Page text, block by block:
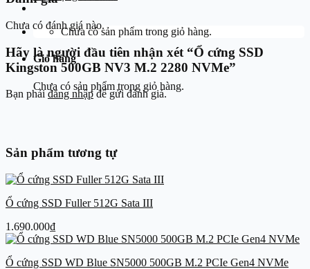
Chưa có sản phẩm trong giỏ hàng.
Giỏ hàng
Chưa có sản phẩm trong giỏ hàng.
Chưa có đánh giá nào.
Hãy là người đầu tiên nhận xét “Ổ cứng SSD
Kingston 500GB NV3 M.2 2280 NVMe”
Bạn phải đăng nhập để gửi đánh giá.
Sản phẩm tương tự
Ổ cứng SSD Fuller 512G Sata III
1.690.000₫
Ổ cứng SSD WD Blue SN5000 500GB M.2 PCIe Gen4 NVMe